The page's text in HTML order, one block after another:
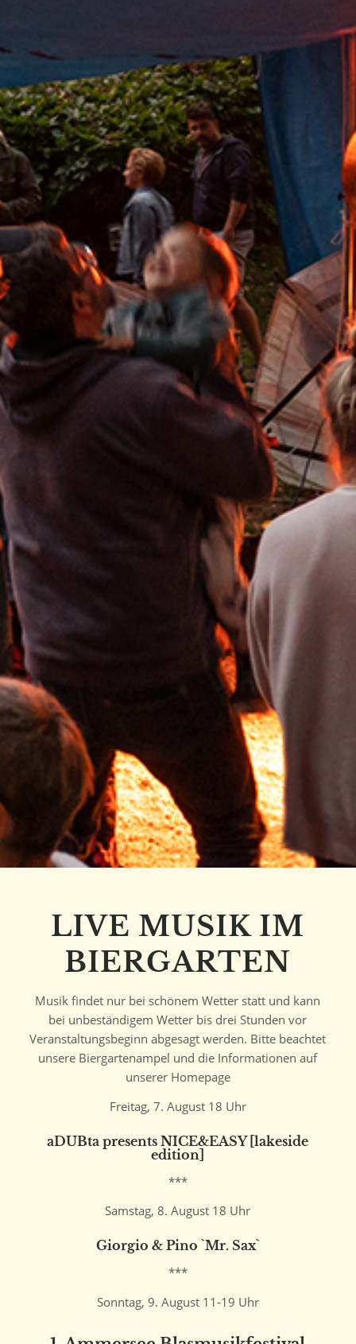
LIVE MUSIK IM
BIERGARTEN
Musik findet nur bei schönem Wetter statt und kann
bei unbeständigem Wetter bis drei Stunden vor
Veranstaltungsbeginn abgesagt werden. Bitte beachtet
unsere Biergartenampel und die Informationen auf
unserer Homepage
Freitag, 7. August 18 Uhr
aDUBta presents NICE&EASY [lakeside
edition]
***
Samstag, 8. August 18 Uhr
Giorgio & Pino `Mr. Sax`
***
Sonntag, 9. August 11-19 Uhr